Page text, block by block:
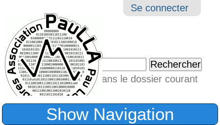
Outils
Se connecter
Chercher par
Seulement dans le dossier courant
Recherche
Show Navigation